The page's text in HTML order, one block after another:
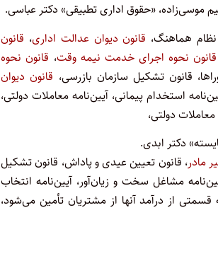
موسی‌زاده، «حقوق اداری تطبیقی» دکتر عباسی.
نظام هماهنگ، قانون دیوان عدالت اداری، قانون
قانون نحوه اجرای خدمت نیمه وقت، قانون نحوه
قانون تشکیل سازمان بازرسی، قانون دیوان
استخدام پیمانی، آیین‌نامه معاملات دولتی،
دولتی،
مادر، قانون تعیین عیدی و پاداش، قانون تشکیل
مشاغل سخت و زیان‌آور، آیین‌نامه انتخاب
از درآمد آنها از مشتریان تأمین می‌شود،